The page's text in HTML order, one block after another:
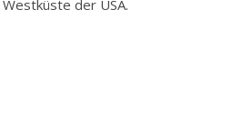
der USA.